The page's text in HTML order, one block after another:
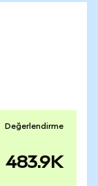
Değerlendirme
483.9K